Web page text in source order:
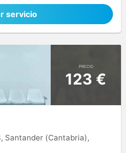
servicio
PRECIO
123 €
Santander (Cantabria),